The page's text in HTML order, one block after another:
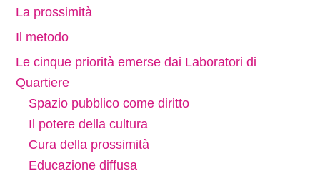
La prossimità
Il metodo
Le cinque priorità emerse dai Laboratori di
Quartiere
Spazio pubblico come diritto
Il potere della cultura
Cura della prossimità
Educazione diffusa